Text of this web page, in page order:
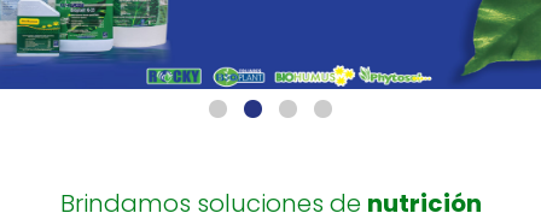
Brindamos soluciones de nutrición